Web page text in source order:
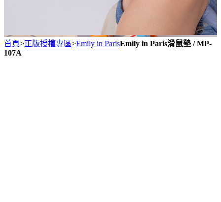
首頁>正版授權專區>Emily in ParisEmily in Paris滑鼠墊 / MP-
107A